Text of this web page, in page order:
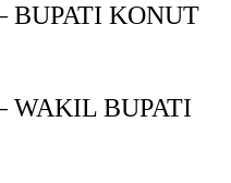
BUPATI KONUT
WAKIL BUPATI